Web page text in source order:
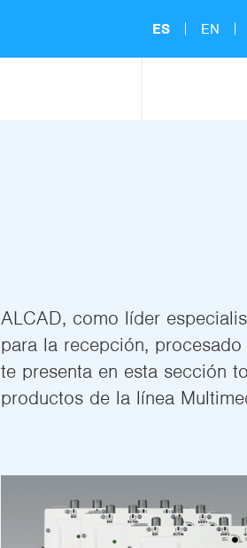
ES EN
ALCAD, como líder
para la recepción,
te presenta en esta sección
productos de la línea